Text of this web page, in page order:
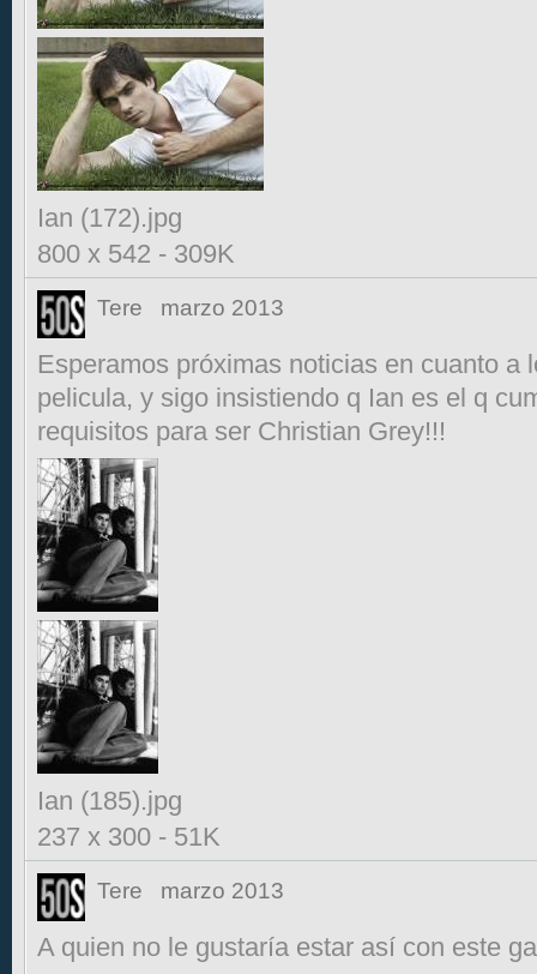
Ian (172).jpg
800 x 542 - 309K
Tere marzo 2013
Esperamos próximas noticias en cuanto a
pelicula, y sigo insistiendo q Ian es el q
requisitos para ser Christian Grey!!!
Ian (185).jpg
237 x 300 - 51K
Tere marzo 2013
A quien no le gustaría estar así con este